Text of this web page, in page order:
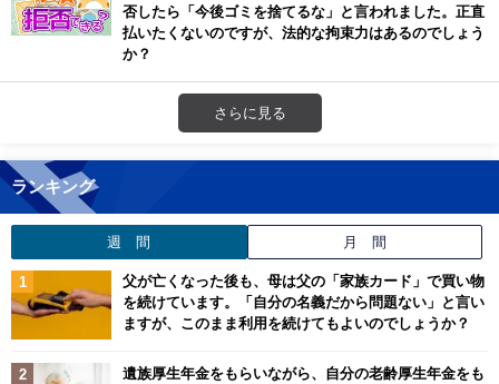
否したら「今後ゴミを捨てるな」と言われました。正直
払いたくないのですが、法的な拘束力はあるのでしょう
か？
さらに見る
ランキング
週 間 月 間
父が亡くなった後も、母は父の「家族カード」で買い物
を続けています。「自分の名義だから問題ない」と言い
ますが、このまま利用を続けてもよいのでしょうか？
遺族厚生年金をもらいながら、自分の老齢厚生年金をも